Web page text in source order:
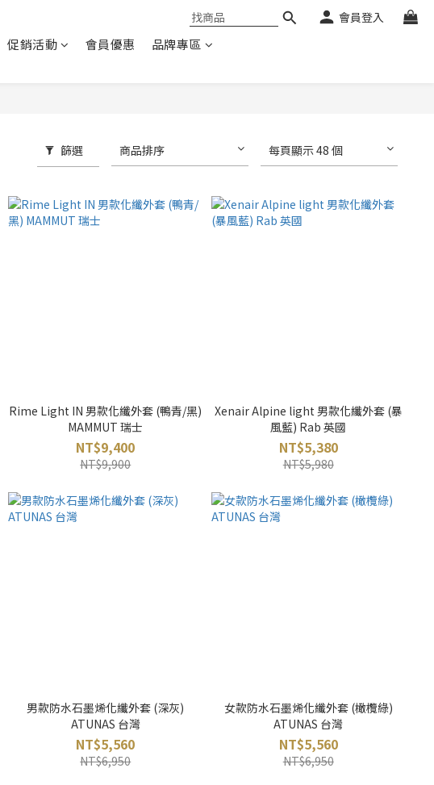
會員登入
促銷活動 會員優惠 品牌專區
篩選 商品排序 每頁顯示 48 個
Rime Light IN 男款化纖外套 (鴨青/黑)
MAMMUT 瑞士
NT$9,400
NT$9,900
Xenair Alpine light 男款化纖外套 (暴
風藍) Rab 英國
NT$5,380
NT$5,980
男款防水石墨烯化纖外套 (深灰)
ATUNAS 台灣
NT$5,560
NT$6,950
女款防水石墨烯化纖外套 (橄欖綠)
ATUNAS 台灣
NT$5,560
NT$6,950